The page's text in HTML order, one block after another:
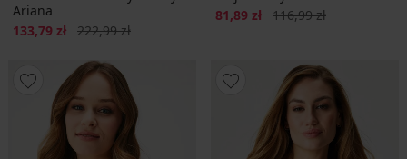
Ariana
Zniżka
133,79 zł Pierwotna cena
222,99 zł
Zniżka
81,89 zł Pierwotna cena
116,99 zł